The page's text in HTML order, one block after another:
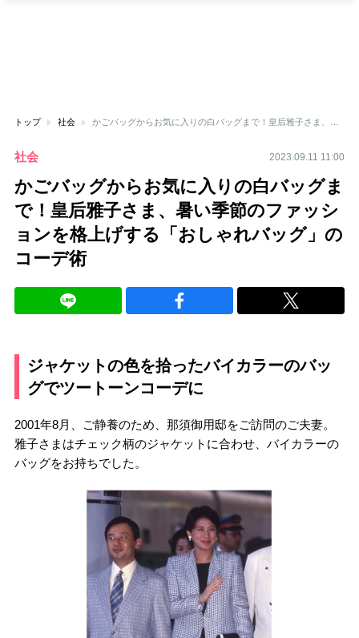
トップ 社会
社会 2023.09.11 11:00
かごバッグからお気に入りの白バッグま
で！皇后雅子さま、暑い季節のファッシ
ョンを格上げする「おしゃれバッグ」の
コーデ術
ジャケットの色を拾ったバイカラーのバッ
グでツートーンコーデに
2001年8月、ご静養のため、那須御用邸をご訪問のご夫妻。
雅子さまはチェック柄のジャケットに合わせ、バイカラーの
バッグをお持ちでした。